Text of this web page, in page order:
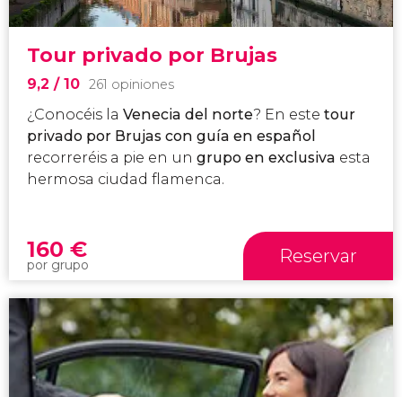
Tour privado por Brujas
9,2 / 10 261 opiniones
¿Conocéis la Venecia del norte? En este tour
privado por Brujas con guía en español
recorreréis a pie en un grupo en exclusiva esta
hermosa ciudad flamenca.
160 €
por grupo Reservar